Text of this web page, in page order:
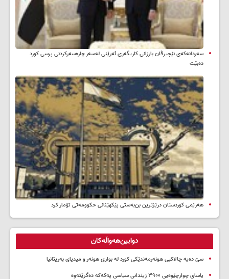
سه‌ردانه‌کەی نێچیرڤان بارزانی كاریگه‌ری ئه‌رێنی له‌سه‌ر چاره‌سه‌ركردنی پرسی كورد
ده‌بێت
هەرێمی کوردستان درێژترین بن‌بەستی پێکهێنانی حکوومەتی تۆمار کرد
دوایین‌هەواڵەکان
سێ دەیە چالاکیی هونەرمەندێکی کورد لە بواری هونەر و میدیای بەریتانیا
یاسای چوارچێوەیی ۳۹۰۰ زیندانی سیاسی پەکەکە دەگرێتەوە